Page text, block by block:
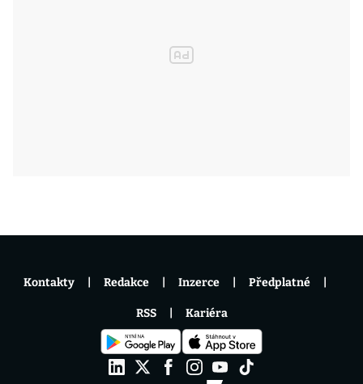
Kontakty Redakce Inzerce Předplatné
RSS Kariéra